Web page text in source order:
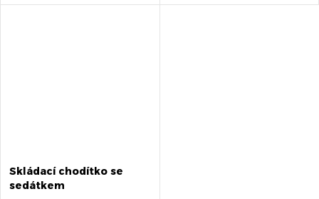
bezpečné a nezávislé...
řady 8000.
Skládací chodítko se
sedátkem